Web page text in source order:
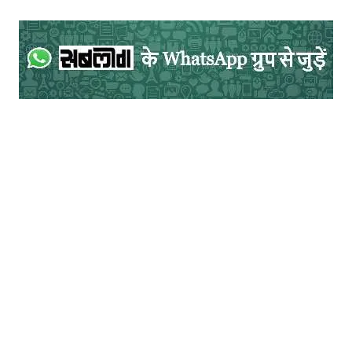
करने लगा था। जबकि चित्रलेखा के जाने के बाद भी
बीजगुप्‍त उसी के प्रेम में खोया हुआ रहता था। उसे
अपना जीवन नीरस और व्‍यर्थ लगने लगा था।